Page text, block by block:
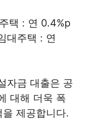
택 : 연 0.4%p
대주택 : 연
자금 대출은 공
대해 더욱 폭
제공합니다.